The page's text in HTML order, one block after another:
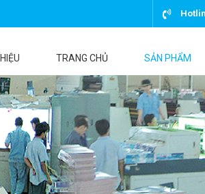
TRANG CHỦ SẢN PHẨM